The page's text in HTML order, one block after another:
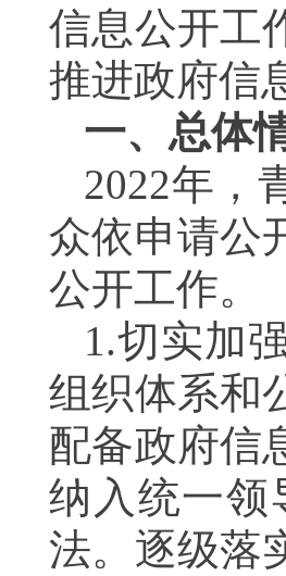
信息公开工
推进政府信
一、总体
2022年，
众依申请公
公开工作。
1.切实加
组织体系和
配备政府信
纳入统一领
法。逐级落